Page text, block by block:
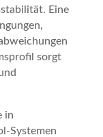
Eine
sorgt
in
Systemen